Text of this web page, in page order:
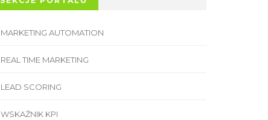
MARKETING AUTOMATION
REAL TIME MARKETING
LEAD SCORING
WSKAŹNIK KPI